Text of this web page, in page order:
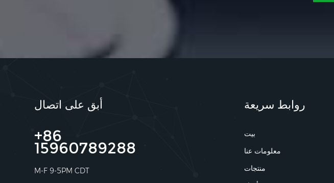
أبق على اتصال
+86
15960789288
M-F 9-5PM CDT
روابط سريعة
بيت
معلومات عنا
منتجات